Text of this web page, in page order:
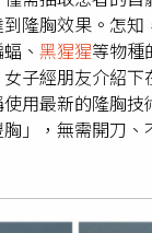
可能是牠不小心
含有非常有效的
於是一次又一次
種方法」，研究
拉庫斯同樣的醫
傷口。（圖／翻
隆胸效果。怎知
、 黑猩猩等物種
女子經朋友介紹
用最新的隆胸技
」，無需開刀、
液組織」培養
物一樣變大。
利的關係，因